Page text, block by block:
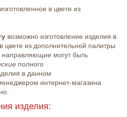
в цвете из
возможно изготовление изделия в
цвете из дополнительной палитры
направляющие могут быть
полного
в данном
интернет-магазина
изделия: